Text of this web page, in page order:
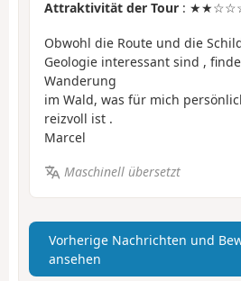
Attraktivität der Tour : ★★☆☆☆
Obwohl die Route und die
Geologie interessant sind ,
Wanderung
im Wald, was für mich
reizvoll ist .
Marcel
Maschinell übersetzt
Vorherige Nachrichten und
ansehen